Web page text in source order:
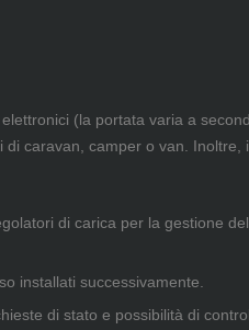
(la portata varia a
caravan, camper o van.
di carica per la gestione
installati successivamente.
di stato e possibilità di